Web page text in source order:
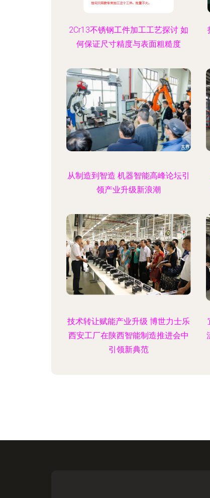
2Cr13不锈钢工件加工工艺探讨 如
何保证尺寸精度与表面粗糙度
从制造到智造 机器智能高峰论坛引
领产业升级新浪潮
技术转让赋能产业升级 博世力士乐
西安工厂在陕西智能制造推进会中
引领新典范